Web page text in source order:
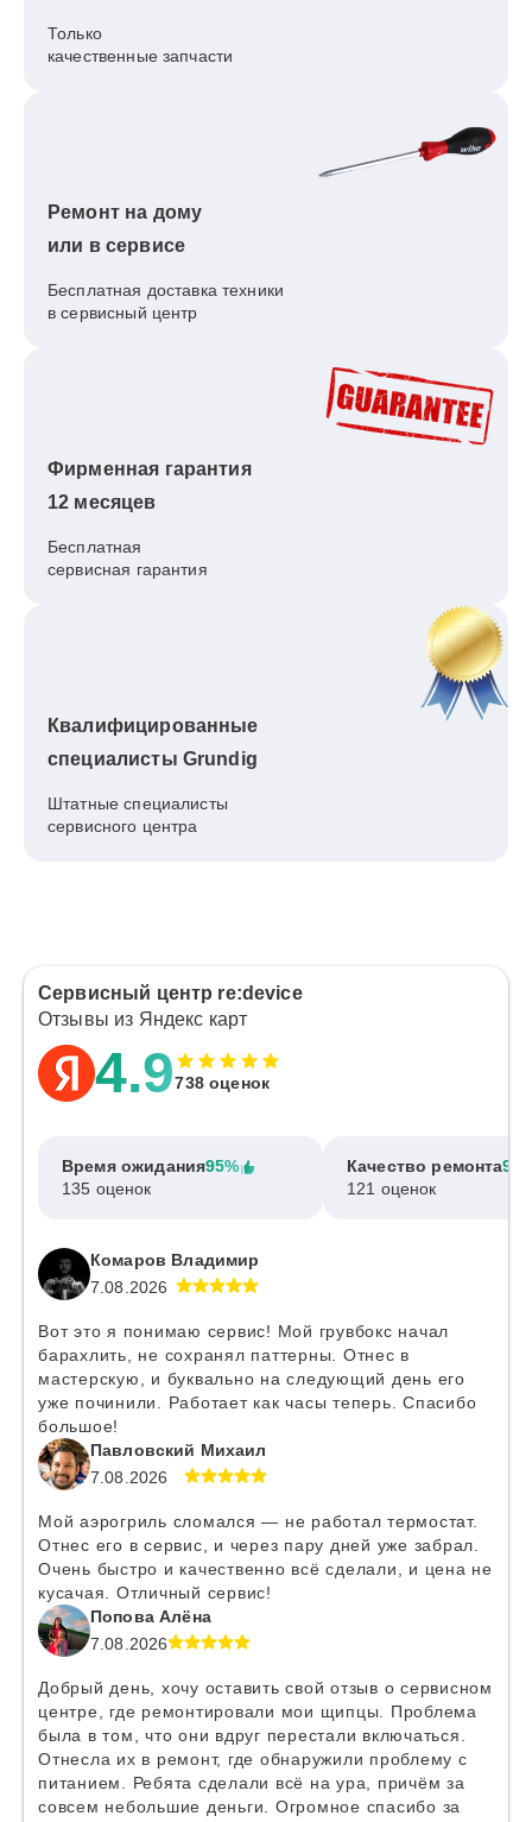
Только
качественные запчасти
Ремонт на дому
или в сервисе
Бесплатная доставка техники
в сервисный центр
Фирменная гарантия
12 месяцев
Бесплатная
сервисная гарантия
Квалифицированные
специалисты Grundig
Штатные специалисты
сервисного центра
Сервисный центр re:device
Отзывы из Яндекс карт
4.9738 оценок
Время ожидания95%
135 оценок
Качество ремонта
121 оценок
Комаров Владимир
7.08.2026
Вот это я понимаю сервис! Мой грувбокс начал
барахлить, не сохранял паттерны. Отнес в
мастерскую, и буквально на следующий день его
уже починили. Работает как часы теперь. Спасибо
большое!
Павловский Михаил
7.08.2026
Мой аэрогриль сломался — не работал термостат.
Отнес его в сервис, и через пару дней уже забрал.
Очень быстро и качественно всё сделали, и цена не
кусачая. Отличный сервис!
Попова Алёна
7.08.2026
Добрый день, хочу оставить свой отзыв о сервисном
центре, где ремонтировали мои щипцы. Проблема
была в том, что они вдруг перестали включаться.
Отнесла их в ремонт, где обнаружили проблему с
питанием. Ребята сделали всё на ура, причём за
совсем небольшие деньги. Огромное спасибо за